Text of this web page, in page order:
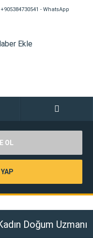
+905384730541 - WhatsApp
OL
Doğum Uzmanı